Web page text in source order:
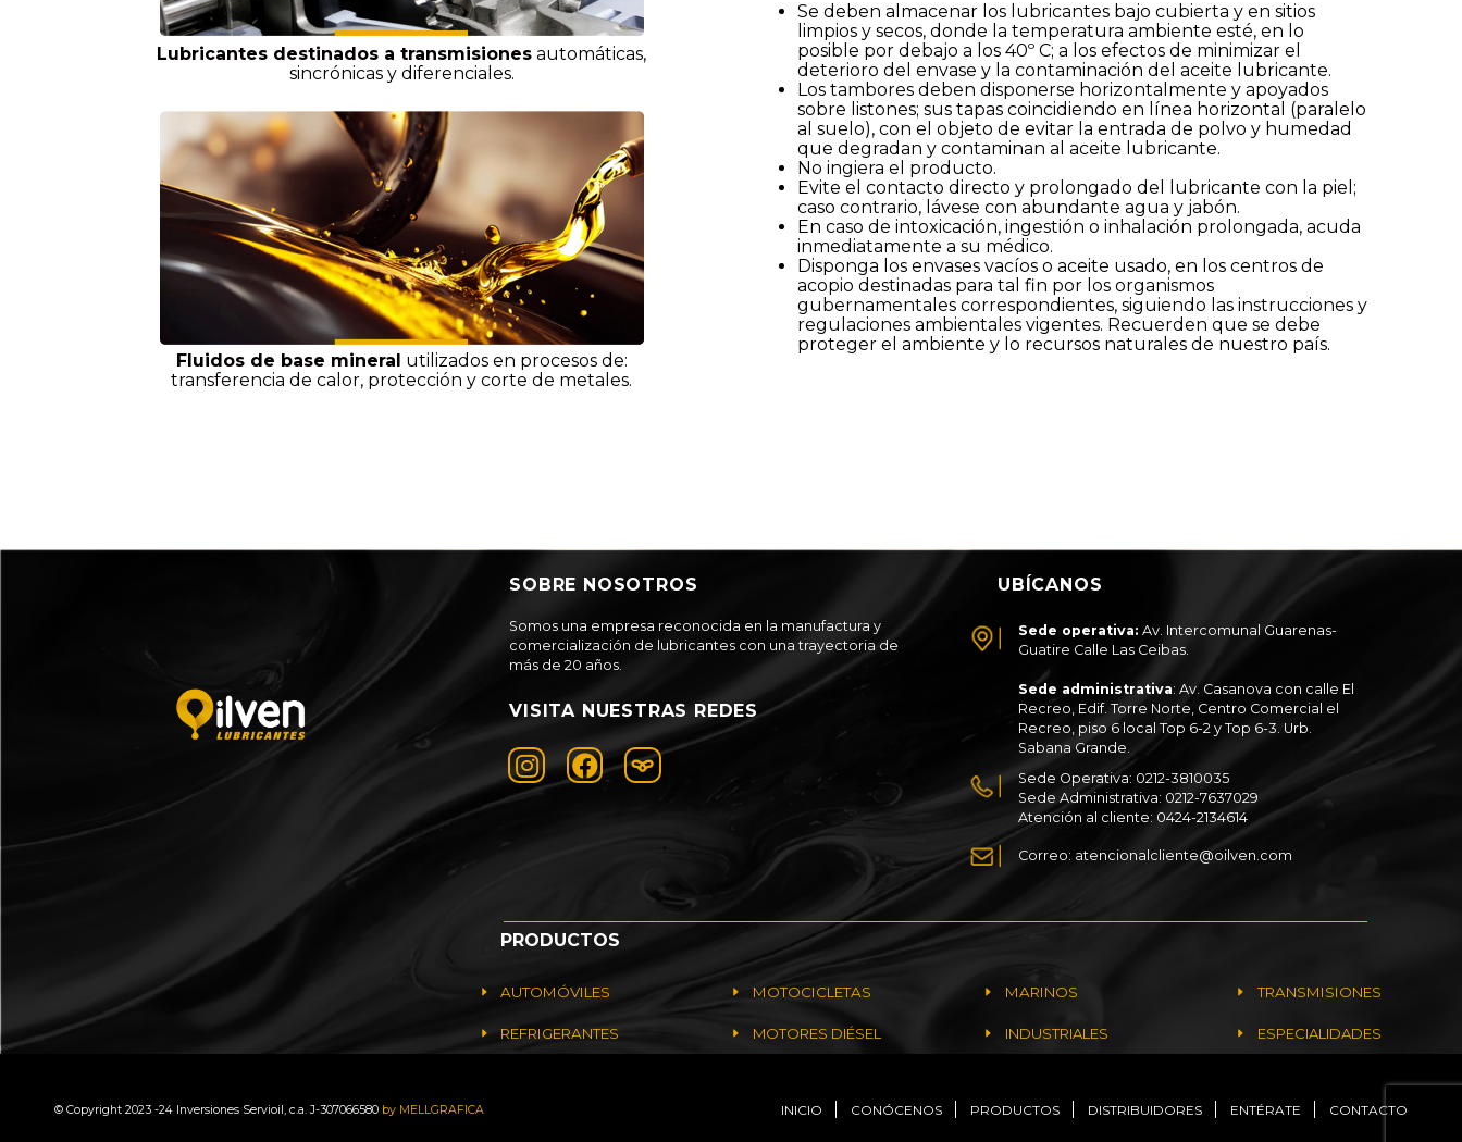
Lubricantes destinados a transmisiones automáticas,
sincrónicas y diferenciales.
Fluidos de base mineral utilizados en procesos de:
transferencia de calor, protección y corte de metales.
Se deben almacenar los lubricantes bajo cubierta y en sitios
limpios y secos, donde la temperatura ambiente esté, en lo
posible por debajo a los 40º C; a los efectos de minimizar el
deterioro del envase y la contaminación del aceite lubricante.
Los tambores deben disponerse horizontalmente y apoyados
sobre listones; sus tapas coincidiendo en línea horizontal (paralelo
al suelo), con el objeto de evitar la entrada de polvo y humedad
que degradan y contaminan al aceite lubricante.
No ingiera el producto.
Evite el contacto directo y prolongado del lubricante con la piel;
caso contrario, lávese con abundante agua y jabón.
En caso de intoxicación, ingestión o inhalación prolongada, acuda
inmediatamente a su médico.
Disponga los envases vacíos o aceite usado, en los centros de
acopio destinadas para tal fin por los organismos
gubernamentales correspondientes, siguiendo las instrucciones y
regulaciones ambientales vigentes. Recuerden que se debe
proteger el ambiente y lo recursos naturales de nuestro país.
SOBRE NOSOTROS
Somos una empresa reconocida en la manufactura y
comercialización de lubricantes con una trayectoria de
más de 20 años.
VISITA NUESTRAS REDES
UBÍCANOS
Sede operativa: Av. Intercomunal Guarenas-
Guatire Calle Las Ceibas.
Sede administrativa: Av. Casanova con calle El
Recreo, Edif. Torre Norte, Centro Comercial el
Recreo, piso 6 local Top 6-2 y Top 6-3. Urb.
Sabana Grande.
Sede Operativa: 0212-3810035
Sede Administrativa: 0212-7637029
Atención al cliente: 0424-2134614
Correo: atencionalcliente@oilven.com
PRODUCTOS
AUTOMÓVILES
REFRIGERANTES
MOTOCICLETAS
MOTORES DIÉSEL
MARINOS
INDUSTRIALES
TRANSMISIONES
ESPECIALIDADES
© Copyright 2023 -24 Inversiones Servioil, c.a. J-307066580 by MELLGRAFICA INICIO CONÓCENOS PRODUCTOS DISTRIBUIDORES ENTÉRATE CONTACTO